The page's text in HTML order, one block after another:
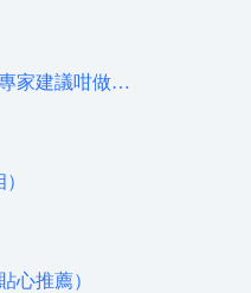
家建議咁做…
心推薦）